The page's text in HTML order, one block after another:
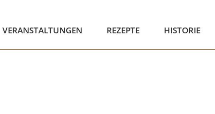
VERANSTALTUNGEN REZEPTE HISTORIE